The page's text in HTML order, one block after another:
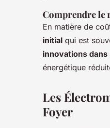
Comprendre le
En matière de
initial qui est
innovations
énergétique
Les
Foyer